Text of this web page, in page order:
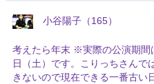
小谷陽子（165）
考えたら年末 ※実際の公演期
日（土）です。こりっちさんで
きないので現在できる一番古い